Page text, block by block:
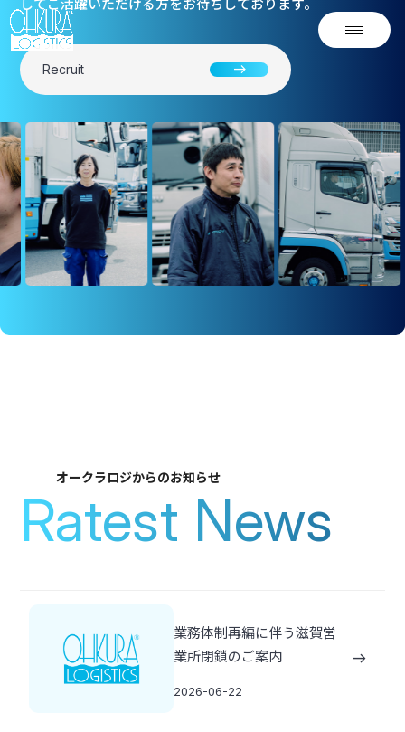
オークラロジについて
About us
提案型輸送で物流の
ハウを活かし、企業様の物流プロセスを考慮した
物流ソリューションをご提案する
ニーです。
包装、輸送、保管、荷役、流通加工など
About us
Our
Service
オークラロジのサービス
多様な物流ニーズに応える
オーダーメイド輸送サービス
Recruit east
オークラロジからのお知らせ
Ratest News
業務体制再編に伴う滋賀営
業所閉鎖のご案内
2026-06-22
east